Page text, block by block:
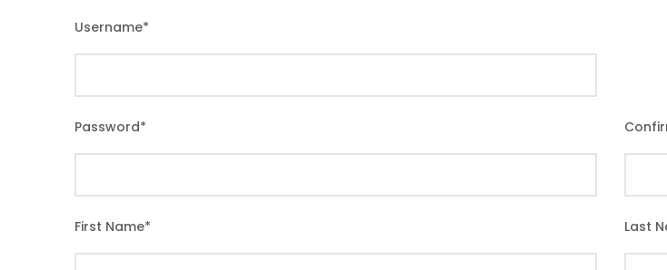
Username*
Password*
First Name* Last